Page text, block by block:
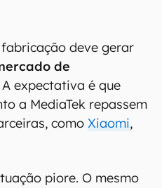
deve gerar
de
A expectativa é que
a MediaTek repassem
como Xiaomi,
piore. O mesmo